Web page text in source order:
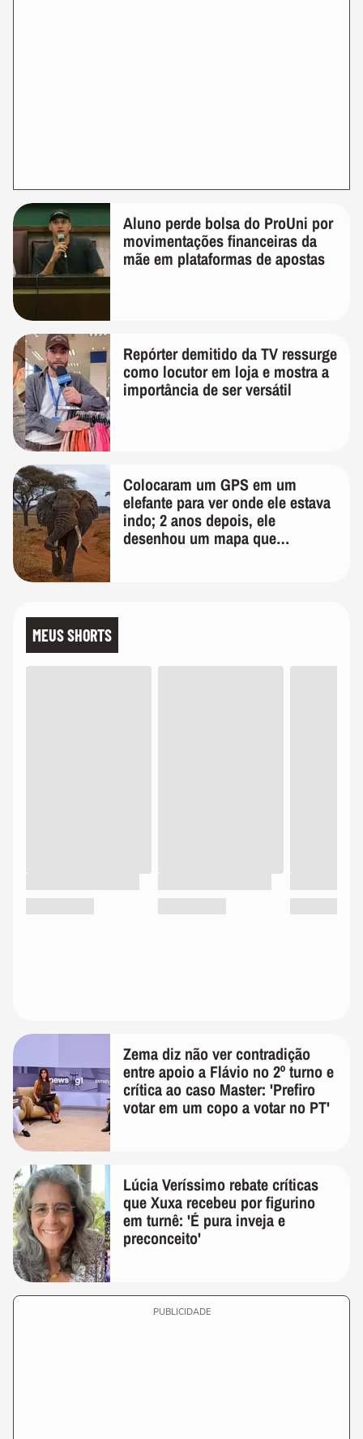
Aluno perde bolsa do ProUni por
movimentações financeiras da
mãe em plataformas de apostas
Repórter demitido da TV ressurge
como locutor em loja e mostra a
importância de ser versátil
Colocaram um GPS em um
elefante para ver onde ele estava
indo; 2 anos depois, ele
desenhou um mapa que
MEUS SHORTS
Zema diz não ver contradição
entre apoio a Flávio no 2º turno e
crítica ao caso Master: 'Prefiro
votar em um copo a votar no PT'
Lúcia Veríssimo rebate críticas
que Xuxa recebeu por figurino
em turnê: 'É pura inveja e
preconceito'
PUBLICIDADE